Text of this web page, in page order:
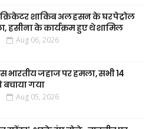
शाकिब अल हसन के घर पेट्रोल
हसीना के कार्यक्रम हुए थे शामिल
Aug 06, 2026
भारतीय जहाज पर हमला, सभी 14
बचाया गया
Aug 05, 2026